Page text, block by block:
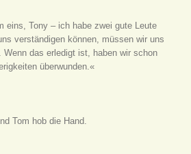
eins, Tony – ich habe zwei gute Leute
verständigen können, müssen wir uns
Wenn das erledigt ist, haben wir schon
überwunden.«
Tom hob die Hand.